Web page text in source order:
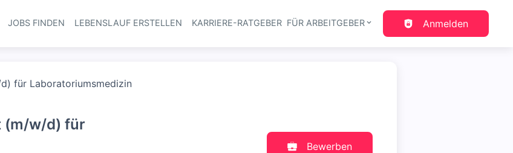
Haupt-Navigation
JOBS FINDEN LEBENSLAUF ERSTELLEN KARRIERE-RATGEBER FÜR ARBEITGEBER Anmelden
für Laboratoriumsmedizin
(m/w/d) für
Bewerben